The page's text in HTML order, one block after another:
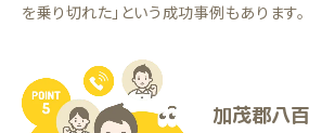
を乗り切れた」という成功事例もあります。
加茂郡八